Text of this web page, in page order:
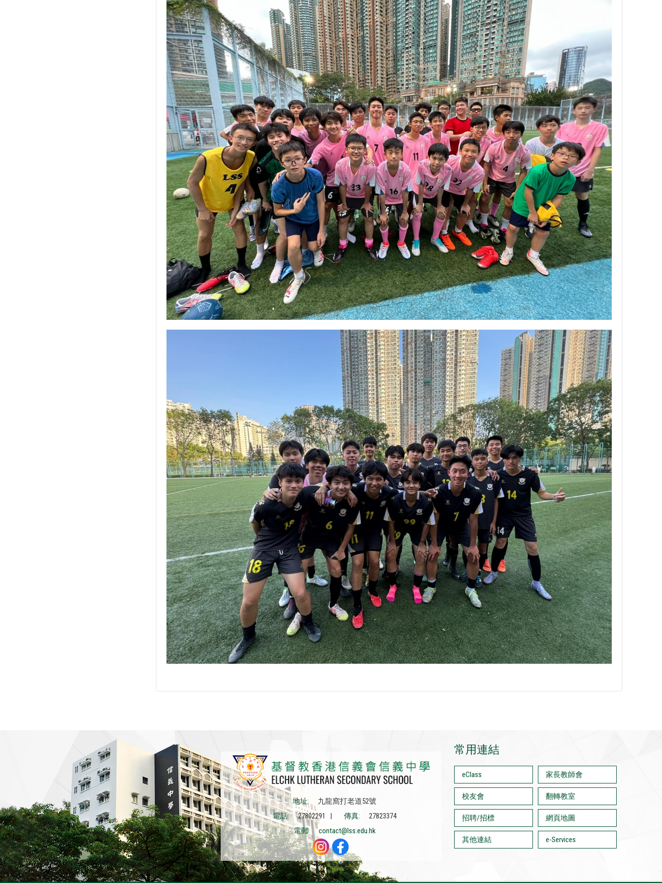
地址:
九龍窩打老道52號
電話:
27802291 | 傳真:
27823374
電郵:
contact@lss.edu.hk
常用連結
eClass 家長教師會
校友會 翻轉教室
招聘/招標 網頁地圖
其他連結 e-Services